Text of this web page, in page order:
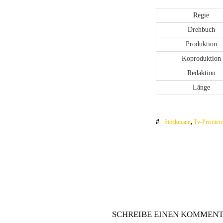
Regie
Drehbuch
Produktion
Koproduktion
Redaktion
Länge
Stockmann,Tv-Premiere
SCHREIBE EINEN